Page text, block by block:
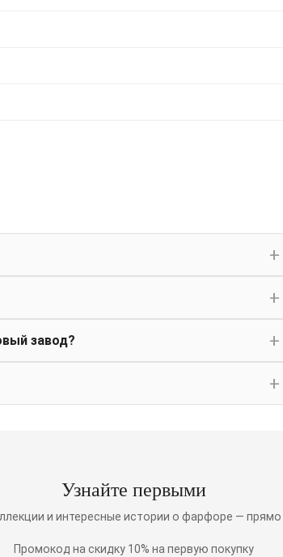
завод?
Узнайте первыми
и интересные истории о фарфоре —
Промокод на скидку 10% на первую покупку